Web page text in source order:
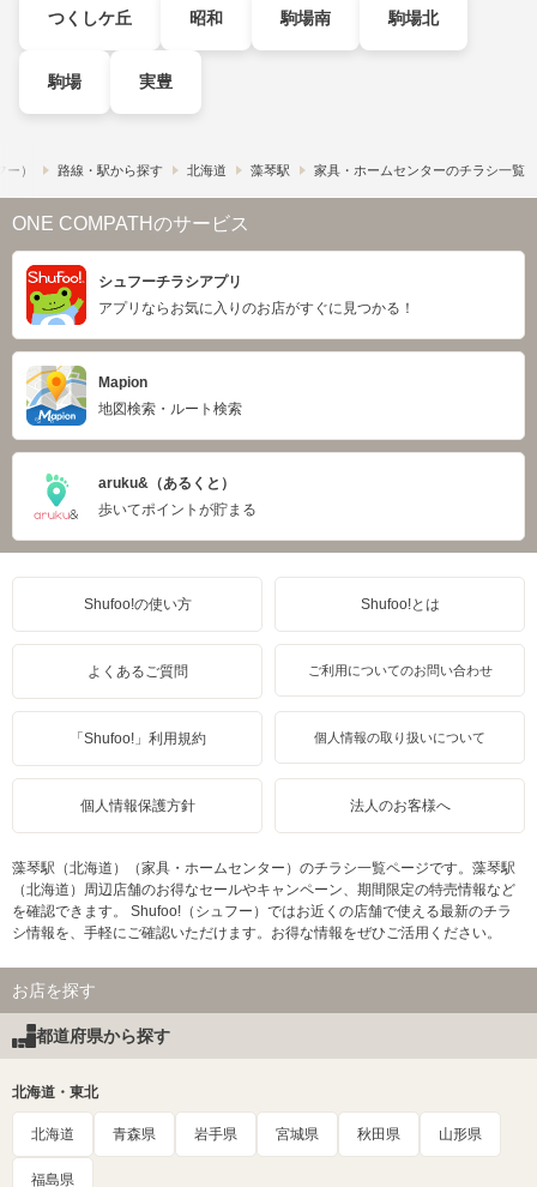
つくしケ丘 昭和 駒場南 駒場北
駒場 実豊
） 路線・駅から探す 北海道 藻琴駅 家具・ホームセンターのチラシ一覧
ONE COMPATHのサービス
シュフーチラシアプリ
アプリならお気に入りのお店がすぐに見つかる！
Mapion
地図検索・ルート検索
aruku&（あるくと）
歩いてポイントが貯まる
Shufoo!の使い方 Shufoo!とは
よくあるご質問 ご利用についてのお問い合わせ
「Shufoo!」利用規約 個人情報の取り扱いについて
個人情報保護方針 法人のお客様へ
藻琴駅（北海道）（家具・ホームセンター）のチラシ一覧ページです。藻琴駅
（北海道）周辺店舗のお得なセールやキャンペーン、期間限定の特売情報など
を確認できます。 Shufoo!（シュフー）ではお近くの店舗で使える最新のチラ
シ情報を、手軽にご確認いただけます。お得な情報をぜひご活用ください。
お店を探す
都道府県から探す
北海道・東北
北海道 青森県 岩手県 宮城県 秋田県 山形県
福島県